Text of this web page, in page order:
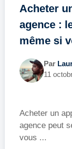
Acheter
agence :
même si
Par
11
Acheter un
agence peut
vous ...